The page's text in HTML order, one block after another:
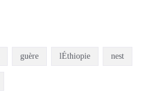
guère lÉthiopie nest